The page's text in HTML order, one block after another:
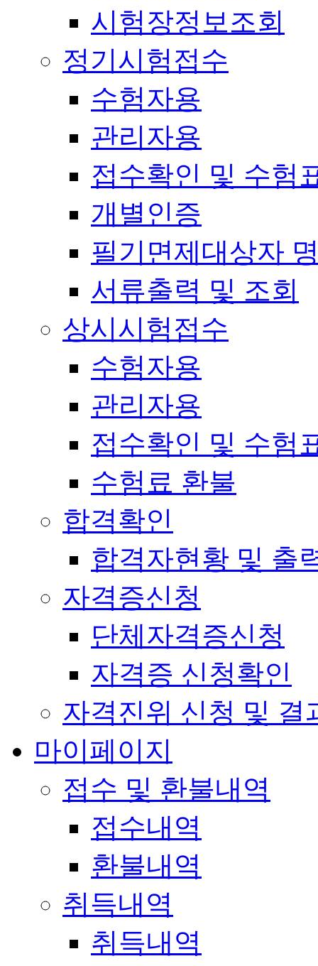
시험장정보조회
정기시험접수
수험자용
관리자용
접수확인 및 수험
개별인증
필기면제대상자
서류출력 및 조회
상시시험접수
수험자용
관리자용
접수확인 및 수험
수험료 환불
합격확인
합격자현황 및 출
자격증신청
단체자격증신청
자격증 신청확인
자격진위 신청 및 결
마이페이지
접수 및 환불내역
접수내역
환불내역
취득내역
취득내역